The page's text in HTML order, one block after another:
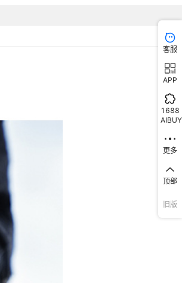
客服
APP
1688
AIBUY
更多
顶部
旧版